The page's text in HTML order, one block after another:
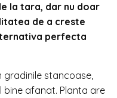
la tara, dar nu doar
de a creste
perfecta
gradinile stancoase,
bine afanat. Planta are